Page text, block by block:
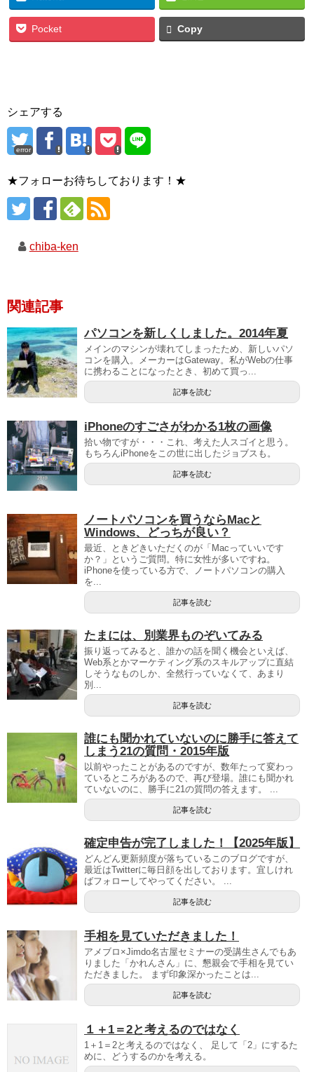
Pocket Copy
シェアする
error
★フォローお待ちしております！★
chiba-ken
関連記事
パソコンを新しくしました。2014年夏
メインのマシンが壊れてしまったため、新しいパソ
コンを購入。メーカーはGateway。私がWebの仕事
に携わることになったとき、初めて買っ...
記事を読む
iPhoneのすごさがわかる1枚の画像
拾い物ですが・・・これ、考えた人スゴイと思う。
もちろんiPhoneをこの世に出したジョブスも。
記事を読む
ノートパソコンを買うならMacと
Windows、どっちが良い？
最近、ときどきいただくのが「Macっていいです
か？」というご質問。特に女性が多いですね。
iPhoneを使っている方で、ノートパソコンの購入
を...
記事を読む
たまには、別業界ものぞいてみる
振り返ってみると、誰かの話を聞く機会といえば、
Web系とかマーケティング系のスキルアップに直結
しそうなものしか、全然行っていなくて、あまり
別...
記事を読む
誰にも聞かれていないのに勝手に答えて
しまう21の質問・2015年版
以前やったことがあるのですが、数年たって変わっ
ているところがあるので、再び登場。誰にも聞かれ
ていないのに、勝手に21の質問の答えます。 ...
記事を読む
確定申告が完了しました！【2025年版】
どんどん更新頻度が落ちているこのブログですが、
最近はTwitterに毎日顔を出しております。宜しけれ
ばフォローしてやってください。 ...
記事を読む
手相を見ていただきました！
アメブロ×Jimdo名古屋セミナーの受講生さんでもあ
りました「かれんさん」に、懇親会で手相を見てい
ただきました。 まず印象深かったことは...
記事を読む
１＋1＝2と考えるのではなく
1＋1＝2と考えるのではなく、 足して「2」にするた
めに、どうするのかを考える。